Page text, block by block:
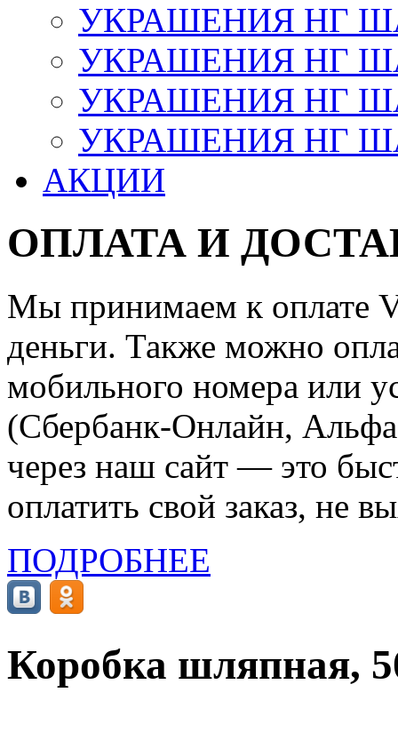
УКРАШЕНИЯ НГ
УКРАШЕНИЯ НГ
УКРАШЕНИЯ НГ
УКРАШЕНИЯ НГ
АКЦИИ
ОПЛАТА И
Мы принимаем к оплате
деньги. Также можно
мобильного номера или
(Сбербанк-Онлайн,
через наш сайт — это
оплатить свой заказ, не
ПОДРОБНЕЕ
Коробка шляпная,